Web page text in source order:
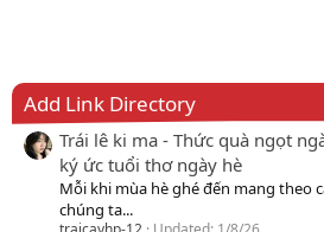
Add Link Directory
Trái lê ki ma - Thức quà ngọt
ký ức tuổi thơ ngày hè
Mỗi khi mùa hè ghé đến mang theo
chúng ta...